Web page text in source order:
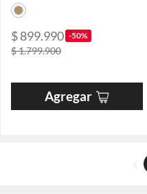
$ 899.990 -50%
$ 1.799.900
Agregar